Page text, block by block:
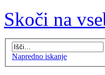
Skoči na
Napredno iskanje